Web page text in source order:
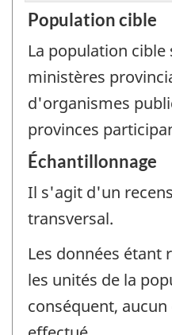
Population cible
La population cible
ministères
d'organismes
provinces
Échantillonnage
Il s'agit d'un
transversal.
Les données étant
les unités de la
conséquent,